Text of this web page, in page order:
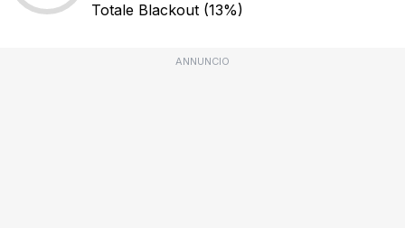
Totale Blackout (13%)
ANNUNCIO